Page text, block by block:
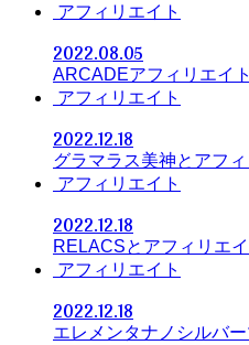
アフィリエイト
2022.08.05
ARCADEアフィリエイ
アフィリエイト
2022.12.18
グラマラス美神とアフ
アフィリエイト
2022.12.18
RELACSとアフィリエ
アフィリエイト
2022.12.18
エレメンタナノシルバ